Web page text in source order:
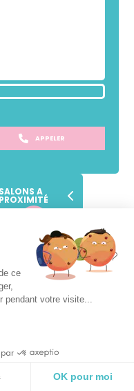
APPELER
SALONS A
PROXIMITÉ
09h-19h
Fermé
09h-19h
ce
votre visite...
OK pour moi